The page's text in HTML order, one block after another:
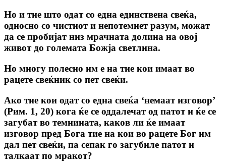
Но и тие што одат co една единствена свеќа,
односно co чистиот и непотемнет разум, можат
да се пробијат низ мрачната долина на овој
живот до големата Божја светлина.
Но многу полесно им е на тие кои имаат во
рацете свеќник co пет свеќи.
Ако тие кои одат co една свеќа ‘немаат изговор’
(Рим. 1, 20) кога ќе се оддалечат од патот и ќе се
загубат во темнината, каков ли ќе имаат
изговор пред Бога тие на кои во рацете Бог им
дал пет свеќи, па сепак го загубиле патот и
талкаат по мракот?